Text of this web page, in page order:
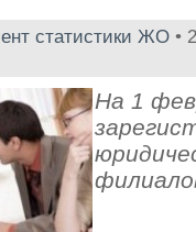
статистики ЖО •
На 1